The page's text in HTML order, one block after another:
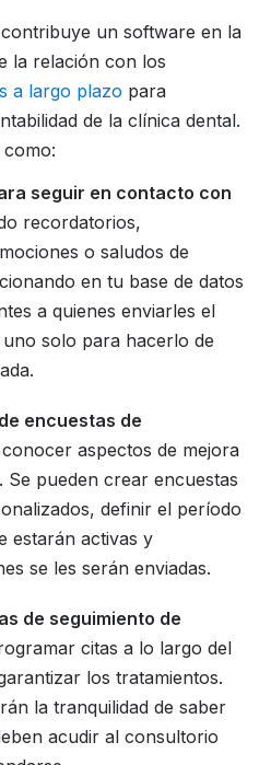
un software en la
la relación con los
a largo plazo para
de la clínica dental.
seguir en contacto con
recordatorios,
o saludos de
en tu base de datos
a quienes enviarles el
solo para hacerlo de
encuestas de
aspectos de mejora
Se pueden crear encuestas
definir el período
estarán activas y
se les serán enviadas.
de seguimiento de
citas a lo largo del
los tratamientos.
la tranquilidad de saber
acudir al consultorio